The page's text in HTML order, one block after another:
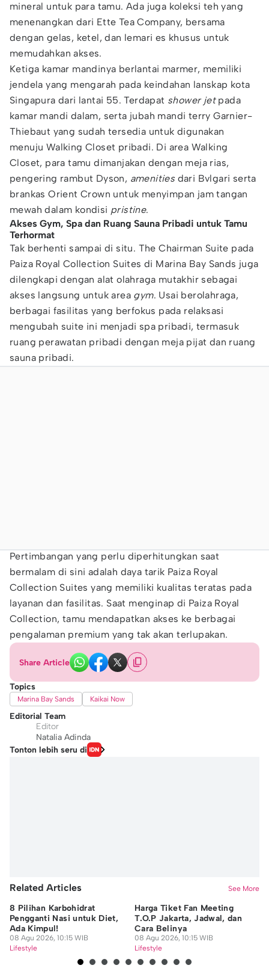
mineral untuk para tamu. Ada juga koleksi teh yang
menenangkan dari Ette Tea Company, bersama
dengan gelas, ketel, dan lemari es khusus untuk
memudahkan akses.
Ketiga kamar mandinya berlantai marmer, memiliki
jendela yang mengarah pada keindahan lanskap kota
Singapura dari lantai 55. Terdapat shower jetpada
kamar mandi dalam, serta jubah mandi terry Garnier-
Thiebaut yang sudah tersedia untuk digunakan
menuju Walking Closet pribadi. Di area Walking
Closet, para tamu dimanjakan dengan meja rias,
pengering rambut Dyson, amenitiesdari Bvlgari serta
brankas Orient Crown untuk menyimpan jam tangan
mewah dalam kondisi pristine.
Akses Gym, Spa dan Ruang Sauna Pribadi untuk Tamu
Terhormat
Tak berhenti sampai di situ. The Chairman Suite pada
Paiza Royal Collection Suites di Marina Bay Sands juga
dilengkapi dengan alat olahraga mutakhir sebagai
akses langsung untuk area gym. Usai berolahraga,
berbagai fasilitas yang berfokus pada relaksasi
mengubah suite ini menjadi spa pribadi, termasuk
ruang perawatan pribadi dengan meja pijat dan ruang
sauna pribadi.
Pertimbangan yang perlu diperhitungkan saat
bermalam di sini adalah daya tarik Paiza Royal
Collection Suites yang memiliki kualitas teratas pada
layanan dan fasilitas. Saat menginap di Paiza Royal
Collection, tamu mendapatkan akses ke berbagai
pengalaman premium yang tak akan terlupakan.
Share Article
Topics
Marina Bay Sands Kaikai Now
Editorial Team
Editor
Natalia Adinda
Tonton lebih seru di
Related Articles See More
8 Pilihan Karbohidrat
Pengganti Nasi untuk Diet,
Ada Kimpul!
08 Agu 2026, 10:15 WIB
Lifestyle
Harga Tiket Fan Meeting
T.O.P Jakarta, Jadwal, dan
Cara Belinya
08 Agu 2026, 10:15 WIB
Lifestyle